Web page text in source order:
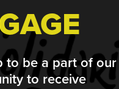
to be a part of our
to receive